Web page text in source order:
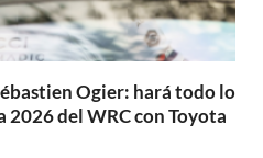
Ogier: hará todo lo
2026 del WRC con Toyota